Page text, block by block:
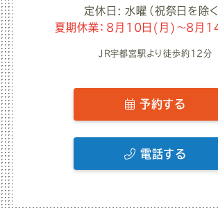
定休日: 水曜（祝祭日を除く
夏期休業：8月10日(月)～8月
JR宇都宮駅より徒歩約12分
予約する
電話する